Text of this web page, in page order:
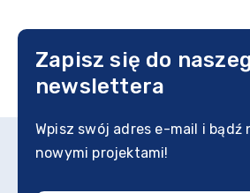
Zapisz się do
newslettera
Wpisz swój adres e-mail i bądź
nowymi projektami!